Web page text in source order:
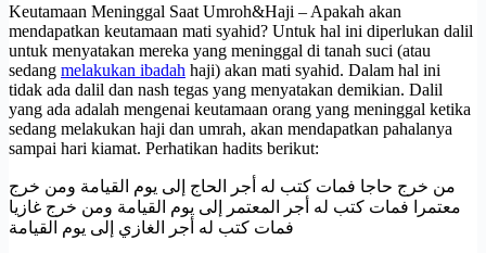
Keutamaan Meninggal Saat Umroh&Haji – Apakah akan
mendapatkan keutamaan mati syahid? Untuk hal ini diperlukan dalil
untuk menyatakan mereka yang meninggal di tanah suci (atau
sedang melakukan ibadah haji) akan mati syahid. Dalam hal ini
tidak ada dalil dan nash tegas yang menyatakan demikian. Dalil
yang ada adalah mengenai keutamaan orang yang meninggal ketika
sedang melakukan haji dan umrah, akan mendapatkan pahalanya
sampai hari kiamat. Perhatikan hadits berikut:
من خرج حاجا فمات كتب له أجر الحاج إلى يوم القيامة ومن خرج
معتمرا فمات كتب له أجر المعتمر إلى يوم القيامة ومن خرج غازيا
فمات كتب له أجر الغازي إلى يوم القيامة